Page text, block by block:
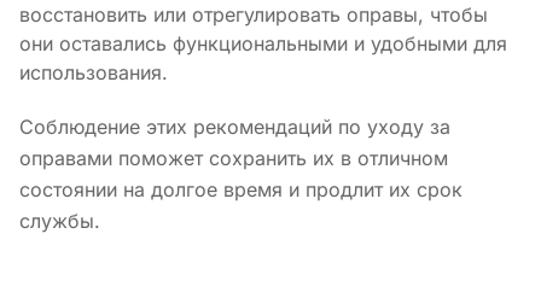
восстановить или отрегулировать оправы, чтобы
они оставались функциональными и удобными для
использования.
Соблюдение этих рекомендаций по уходу за
оправами поможет сохранить их в отличном
состоянии на долгое время и продлит их срок
службы.